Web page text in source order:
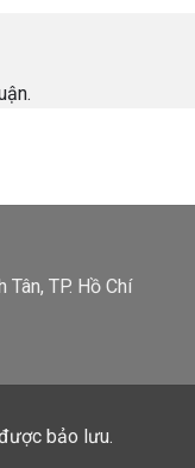
TP. Hồ Chí
bảo lưu.